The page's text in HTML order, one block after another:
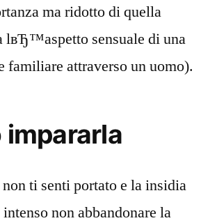
ma ridotto di quella
sensuale di una
familiare attraverso un uomo).
impararla
ti senti portato e la insidia
non abbandonare la